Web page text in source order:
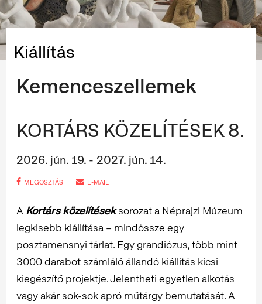
Kiállítás
Kemenceszellemek
KORTÁRS KÖZELÍTÉSEK 8.
2026. jún. 19. - 2027. jún. 14.
MEGOSZTÁS E-MAIL
A Kortárs közelítéseksorozat a Néprajzi Múzeum
legkisebb kiállítása – mindössze egy
posztamensnyi tárlat. Egy grandiózus, több mint
3000 darabot számláló állandó kiállítás kicsi
kiegészítő projektje. Jelentheti egyetlen alkotás
vagy akár sok-sok apró műtárgy bemutatását. A